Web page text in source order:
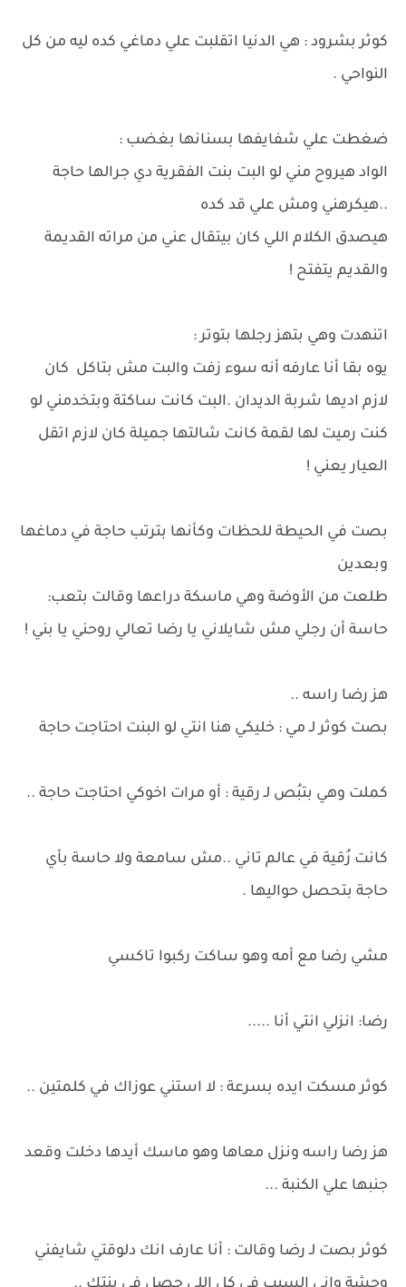
كوثر بشرود : هي الدنيا اتقلبت علي دماغي كده ليه من كل
النواحي .
ضغطت علي شفايفها بسنانها بغضب :
الواد هيروح مني لو البت بنت الفقرية دي جرالها حاجة
..هيكرهني ومش علي قد كده
هيصدق الكلام اللي كان بيتقال عني من مراته القديمة
والقديم يتفتح !
اتنهدت وهي بتهز رجلها بتوتر :
يوه بقا أنا عارفه أنه سوء زفت والبت مش بتاكل كان
لازم اديها شربة الديدان .البت كانت ساكتة وبتخدمني لو
كنت رميت لها لقمة كانت شالتها جميلة كان لازم اتقل
العيار يعني !
بصت في الحيطة للحظات وكأنها بترتب حاجة في دماغها
وبعدين
طلعت من الأوضة وهي ماسكة دراعها وقالت بتعب:
حاسة أن رجلي مش شايلاني يا رضا تعالي روحني يا بني !
هز رضا راسه ..
بصت كوثر لـ مي : خليكي هنا انتي لو البنت احتاجت حاجة
كملت وهي بتبُص لـ رقية : أو مرات اخوكي احتاجت حاجة ..
كانت رُقية في عالم تاني ..مش سامعة ولا حاسة بأي
حاجة بتحصل حواليها .
مشي رضا مع أمه وهو ساكت ركبوا تاكسي
رضا: انزلي انتي أنا .....
كوثر مسكت ايده بسرعة : لا استني عوزاك في كلمتين ..
هز رضا راسه ونزل معاها وهو ماسك أيدها دخلت وقعد
جنبها علي الكنبة ...
كوثر بصت لـ رضا وقالت : أنا عارف انك دلوقتي شايفني